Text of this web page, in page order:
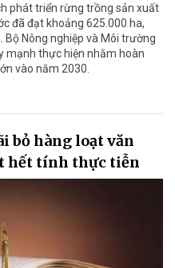
phát triển rừng trồng sản xuất
đã đạt khoảng 625.000 ha,
Nông nghiệp và Môi trường
mạnh thực hiện nhằm hoàn
vào năm 2030.
bỏ hàng loạt văn
hết tính thực tiễn